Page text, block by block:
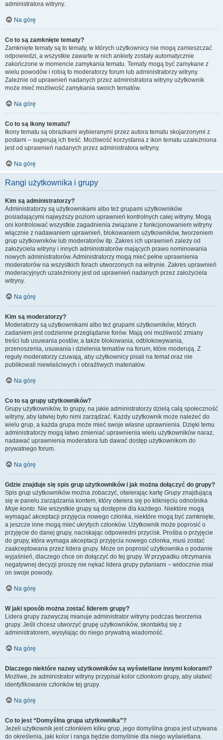
administratora witryny.
Na górę
Co to są zamknięte tematy?
Zamknięte tematy są to tematy, w których użytkownicy nie mogą zamieszczać
odpowiedzi, a wszystkie zawarte w nich ankiety zostały automatycznie
zakończone w momencie zamykania tematu. Tematy mogą być zamykane z
wielu powodów i robią to moderatorzy forum lub administratorzy witryny.
Zależnie od uprawnień nadanych przez administratora witryny użytkownik
może mieć możliwość zamykania swoich tematów.
Na górę
Co to są ikony tematu?
Ikony tematu są obrazkami wybieranymi przez autora tematu skojarzonymi z
postami – sugerują ich treść. Możliwość korzystania z ikon tematu uzależniona
jest od uprawnień nadanych przez administratora witryny.
Na górę
Rangi użytkownika i grupy
Kim są administratorzy?
Administratorzy są użytkownikami albo też grupami użytkowników
posiadającymi najwyższy poziom uprawnień kontrolnych całej witryny. Mogą
oni kontrolować wszystkie zagadnienia związane z funkcjonowaniem witryny
włącznie z nadawaniem uprawnień, blokowaniem użytkowników, tworzeniem
grup użytkowników lub moderatorów itp. Zakres ich uprawnień zależy od
założyciela witryny i innych administratorów mających prawo nominowania
nowych administratorów. Administratorzy mogą mieć pełne uprawnienia
moderatorów na wszystkich forach utworzonych na witrynie. Zakres uprawnień
moderacyjnych uzależniony jest od uprawnień nadanych przez założyciela
witryny.
Na górę
Kim są moderatorzy?
Moderatorzy są użytkownikami albo też grupami użytkowników, których
zadaniem jest codzienne przeglądanie forów. Mają oni możliwość zmiany
treści lub usuwania postów, a także blokowania, odblokowywania,
przenoszenia, usuwania i dzielenia tematów na forum, które moderują. Z
reguły moderatorzy czuwają, aby użytkownicy pisali na temat oraz nie
publikowali niewłaściwych i obraźliwych materiałów.
Na górę
Co to są grupy użytkowników?
Grupy użytkowników, to grupy, na jakie administratorzy dzielą całą społeczność
witryny, aby łatwiej było nimi zarządzać. Każdy użytkownik może należeć do
wielu grup, a każda grupa może mieć swoje własne uprawnienia. Dzięki temu
administratorzy mogą łatwo zmieniać uprawnienia wielu użytkowników naraz,
nadawać uprawnienia moderatora lub dawać dostęp użytkownikom do
prywatnego forum.
Na górę
Gdzie znajduje się spis grup użytkowników i jak można dołączyć do grupy?
Spis grup użytkowników można zobaczyć, otwierając kartę Grupyznajdującą
się w panelu zarządzania kontem, który otwiera się po kliknięciu odnośnika
Moje konto. Nie wszystkie grupy są dostępne dla każdego. Niektóre mogą
wymagać akceptacji przyjęcia nowego członka, niektóre mogą być zamknięte,
a jeszcze inne mogą mieć ukrytych członków. Użytkownik może poprosić o
przyjęcie do danej grupy, naciskając odpowiedni przycisk. Prośba o przyjęcie
do grupy, która wymaga akceptacji przyjęcia nowego członka, musi zostać
zaakceptowana przez lidera grupy. Może on poprosić użytkownika o podanie
wyjaśnień, dlaczego chce on dołączyć do tej grupy. W przypadku otrzymania
negatywnej decyzji proszę nie nękać lidera grupy pytaniami – widocznie miał
on swoje powody.
Na górę
W jaki sposób można zostać liderem grupy?
Lidera grupy zazwyczaj mianuje administrator witryny podczas tworzenia
grupy. Jeśli chcesz utworzyć grupę użytkowników, skontaktuj się z
administratorem, wysyłając do niego prywatną wiadomość.
Na górę
Dlaczego niektóre nazwy użytkowników są wyświetlane innymi kolorami?
Możliwe, że administrator witryny przypisał kolor członkom grupy, aby ułatwić
identyfikowanie członków tej grupy.
Na górę
Co to jest “Domyślna grupa użytkownika”?
Jeżeli użytkownik jest członkiem kilku grup, jego domyślna grupa jest używana
do określenia, jaki kolor i ranga będzie domyślnie dla niego wyświetlana.